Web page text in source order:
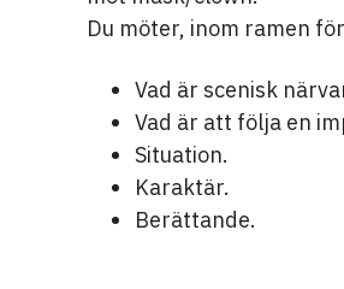
Du möter, inom ramen
Vad är scenisk
Vad är att följa en
Situation.
Karaktär.
Berättande.